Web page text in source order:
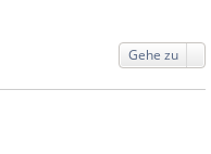
Gehe zu